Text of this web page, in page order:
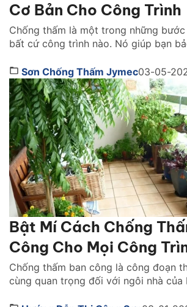
Cơ Bản Cho Công Trình
Chống thấm là một trong những
bất cứ công trình nào. Nó giúp bạn
giúp tăng tuổi thọ, tiết kiệm tối đa chi
toàn bộ công trình. Tuy nhiên, quy
Sơn Chống Thấm Jymec03-05-
Bật Mí Cách Chống
Công Cho Mọi Công
Chống thấm ban công là công đoạn
cùng quan trọng đối với ngôi nhà của